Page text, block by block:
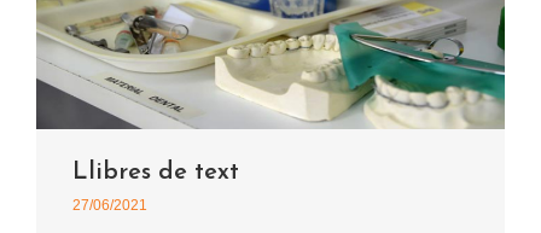
Llibres de text
27/06/2021